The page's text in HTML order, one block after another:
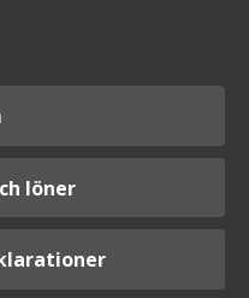
löner